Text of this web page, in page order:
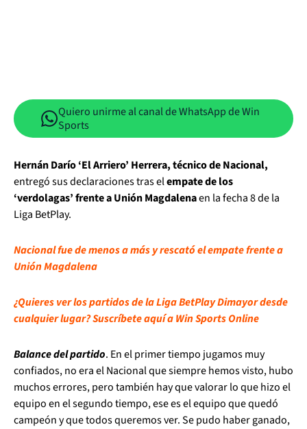
Quiero unirme al canal de WhatsApp de Win
Sports
Hernán Darío ‘El Arriero’ Herrera, técnico de Nacional,
entregó sus declaraciones tras elempate de los
‘verdolagas’ frente a Unión Magdalenaen la fecha 8 de la
Liga BetPlay.
Nacional fue de menos a más y rescató el empate frente a
Unión Magdalena
¿Quieres ver los partidos de la Liga BetPlay Dimayor desde
cualquier lugar? Suscríbete aquí a Win Sports Online
Balance del partido. En el primer tiempo jugamos muy
confiados, no era el Nacional que siempre hemos visto, hubo
muchos errores, pero también hay que valorar lo que hizo el
equipo en el segundo tiempo, ese es el equipo que quedó
campeón y que todos queremos ver. Se pudo haber ganado,